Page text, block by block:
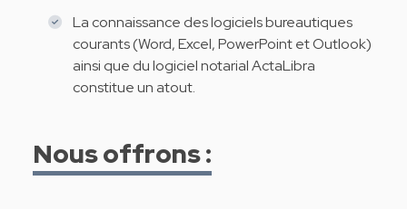
La connaissance des logiciels bureautiques
courants (Word, Excel, PowerPoint et Outlook)
ainsi que du logiciel notarial ActaLibra
constitue un atout.
Nous offrons :